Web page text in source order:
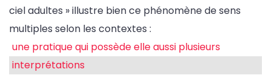
ciel adultes » illustre bien ce phénomène de sens
multiples selon les contextes :
une pratique qui possède elle aussi plusieurs
interprétations